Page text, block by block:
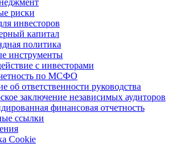
риски
инвесторов
капитал
политика
инструменты
с инвеcторами
по МСФО
об ответственности руководства
заключение независимых аудиторов
финансовая отчетность
ссылки
Cookie